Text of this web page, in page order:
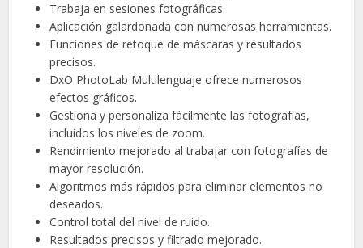
Trabaja en sesiones fotográficas.
Aplicación galardonada con numerosas herramientas.
Funciones de retoque de máscaras y resultados
precisos.
DxO PhotoLab Multilenguaje ofrece numerosos
efectos gráficos.
Gestiona y personaliza fácilmente las fotografías,
incluidos los niveles de zoom.
Rendimiento mejorado al trabajar con fotografías de
mayor resolución.
Algoritmos más rápidos para eliminar elementos no
deseados.
Control total del nivel de ruido.
Resultados precisos y filtrado mejorado.